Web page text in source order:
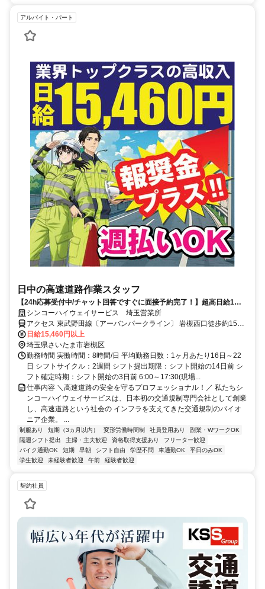
アルバイト・パート
日中の高速道路作業スタッフ
【24h応募受付中/チャット回答ですぐに面接予約完了！】超高日給1万
5460円!!200勤務まで勤務ごとに報奨金800円プラス支給！週2日休みの
ペースで働いても月収34万120円も稼げる！手当も充実！週払いOK
シンコーハイウェイサービス 埼玉営業所
アクセス 東武野田線〔アーバンパークライン〕 岩槻西口徒歩約15
分、東武野田線〔アーバンパークライン〕 七里北口徒歩約40分、東
武野田線〔アーバンパークライン〕 東岩槻北口徒歩約43分 【車・バ
イク通勤OK（無料駐車場完備！）】＼面接時も車・バイクで来社
OK♪／
日給15,460円以上
埼玉県さいたま市岩槻区
勤務時間 実働時間：8時間/日 平均勤務日数：1ヶ月あたり16日～22
日 シフトサイクル：2週間 シフト提出期限：シフト開始の14日前 シ
フト確定時期：シフト開始の3日前 6:00～17:30(現場...
仕事内容 ＼高速道路の安全を守るプロフェッショナル！／ 私たちシ
ンコーハイウェイサービスは、日本初の交通規制専門会社として創業
し、高速道路という社会の インフラを支えてきた交通規制のパイオ
ニア企業。 ...
制服あり 短期（3ヵ月以内） 変形労働時間制 社員登用あり
副業・WワークOK
隔週シフト提出
主婦・主夫歓迎 資格取得支援あり
フリーター歓迎
バイク通勤OK
短期 早朝 シフト自由 学歴不問 車通勤OK
平日のみOK
学生歓迎
未経験者歓迎 午前 経験者歓迎
契約社員